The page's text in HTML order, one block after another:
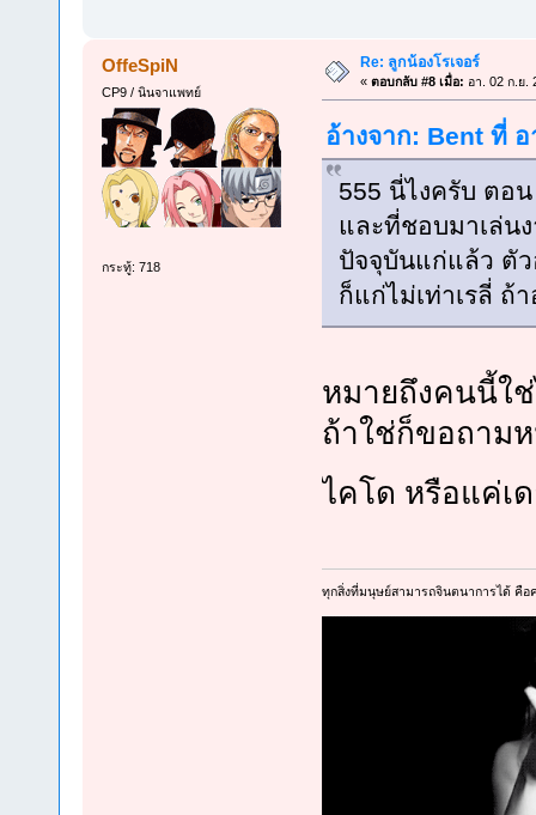
OffeSpiN
CP9 / นินจาแพทย์
กระทู้: 718
Re: ลูกน้องโรเจอร์
« ตอบกลับ #8 เมื่อ: อา. 02 ก.ย.
อ้างจาก: Bent ที่ อ
555 นี่ไงครับ ตอ
และที่ชอบมาเล่น
ปัจจุบันแก่แล้ว ตัว
ก็แก่ไม่เท่าเรลี่ ถ้
หมายถึงคนนี้ใ
ถ้าใช่ก็ขอถาม
ไคโด หรือแค่เ
ทุกสิ่งที่มนุษย์สามารถจินตนาการได้ คื